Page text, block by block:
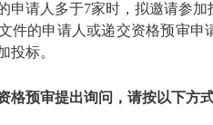
申请人多于7家时，拟邀请参加
件的申请人或递交资格预审
投标。
格预审提出询问，请按以下方